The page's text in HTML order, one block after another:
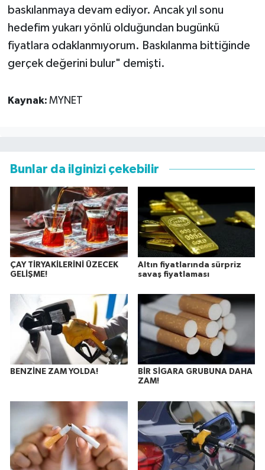
baskılanmaya devam ediyor. Ancak yıl sonu
hedefim yukarı yönlü olduğundan bugünkü
fiyatlara odaklanmıyorum. Baskılanma bittiğinde
gerçek değerini bulur" demişti.
Kaynak: MYNET
Bunlar da ilginizi çekebilir
ÇAY TİRYAKİLERİNİ ÜZECEK
GELİŞME!
Altın fiyatlarında sürpriz
savaş fiyatlaması
BENZİNE ZAM YOLDA!
BİR SİGARA GRUBUNA DAHA
ZAM!